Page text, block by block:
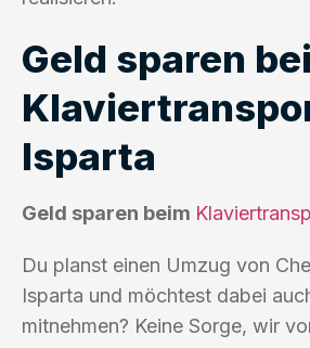
Geld sparen
Isparta
Geld sparen beim
Du planst einen Umzug von
Isparta und möchtest dabei
mitnehmen? Keine Sorge, wir